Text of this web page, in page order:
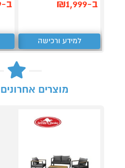
ב-₪1,999
למידע ורכישה
ב-₪1,199
מוצרים